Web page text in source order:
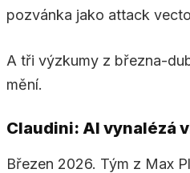
pozvánka jako attack
A tři výzkumy z března-
mění.
Claudini: AI vynalézá
Březen 2026. Tým z Max